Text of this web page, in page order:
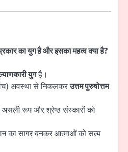
का युग है और इसका महत्व क्या है?
युगहै।
अवस्था से निकलकरउत्तम पुरुषोत्तम
रूप और श्रेष्ठ संस्कारों को
का सागर बनकर आत्माओं को सत्य